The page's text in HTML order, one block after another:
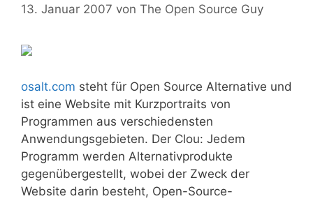
13. Januar 2007 von The Open Source Guy
osalt.com steht für Open Source Alternative und
ist eine Website mit Kurzportraits von
Programmen aus verschiedensten
Anwendungsgebieten. Der Clou: Jedem
Programm werden Alternativprodukte
gegenübergestellt, wobei der Zweck der
Website darin besteht, Open-Source-